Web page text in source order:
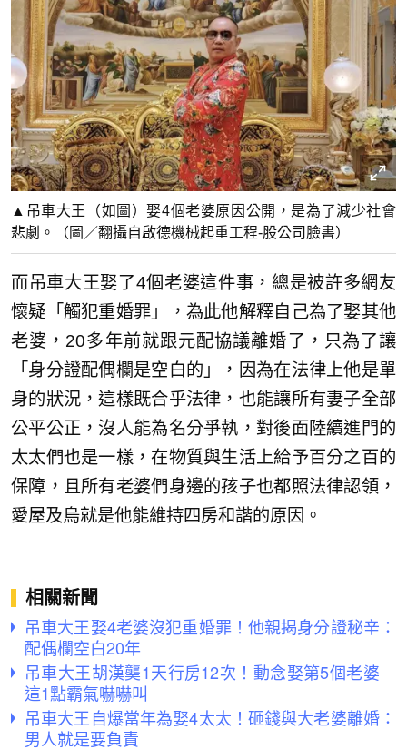
▲吊車大王（如圖）娶4個老婆原因公開，是為了減少社會
悲劇。（圖／翻攝自啟德機械起重工程-股公司臉書）
而吊車大王娶了4個老婆這件事，總是被許多網友
懷疑「觸犯重婚罪」，為此他解釋自己為了娶其他
老婆，20多年前就跟元配協議離婚了，只為了讓
「身分證配偶欄是空白的」，因為在法律上他是單
身的狀況，這樣既合乎法律，也能讓所有妻子全部
公平公正，沒人能為名分爭執，對後面陸續進門的
太太們也是一樣，在物質與生活上給予百分之百的
保障，且所有老婆們身邊的孩子也都照法律認領，
愛屋及烏就是他能維持四房和諧的原因。
相關新聞
吊車大王娶4老婆沒犯重婚罪！他親揭身分證秘辛：
配偶欄空白20年
吊車大王胡漢龑1天行房12次！動念娶第5個老婆
這1點霸氣嚇嚇叫
吊車大王自爆當年為娶4太太！砸錢與大老婆離婚：
男人就是要負責